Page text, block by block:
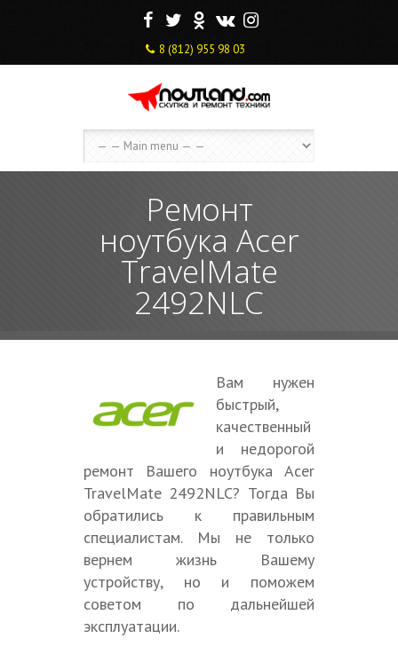
F T O V I
8 (812) 955 98 03
Ремонт
ноутбука Acer
TravelMate
2492NLC
Вам нужен
быстрый,
качественный
и недорогой
ремонт Вашего ноутбука Acer
TravelMate 2492NLC? Тогда Вы
обратились к правильным
специалистам. Мы не только
вернем жизнь Вашему
устройству, но и поможем
советом по дальнейшей
эксплуатации.